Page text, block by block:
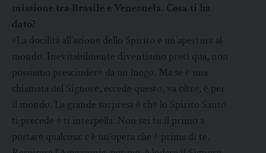
missione tra Brasile e Venezuela. Cosa ti ha
dato?
«La docilità all’azione dello Spirito e un’apertura al
mondo. Inevitabilmente diventiamo preti qua, non
possiamo prescindere da un luogo. Ma se è una
chiamata del Signore, eccede questo, va oltre, è per
il mondo. La grande sorpresa è che lo Spirito Santo
ti precede e ti interpella. Non sei tu il primo a
portare qualcosa: c’è un’opera che è prima di te.